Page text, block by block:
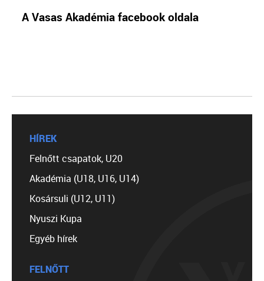
A Vasas Akadémia facebook oldala
HÍREK
Felnőtt csapatok, U20
Akadémia (U18, U16, U14)
Kosársuli (U12, U11)
Nyuszi Kupa
Egyéb hírek
FELNŐTT